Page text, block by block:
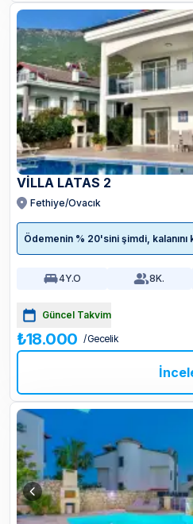
VİLLA LATAS 2
Fethiye/Ovacık
Ödemenin % 20'sini şimdi, kalanını
4Y.O 8K.
Güncel Takvim
₺18.000 / Gecelik